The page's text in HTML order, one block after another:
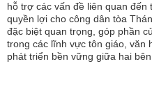
hỗ trợ các vấn đề liên quan đến
quyền lợi cho công dân tòa
đặc biệt quan trọng, góp phần
trong các lĩnh vực tôn giáo, văn
phát triển bền vững giữa hai bên.